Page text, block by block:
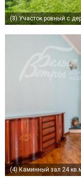
(3)Участок ровный с
(4) Каминный зал 24